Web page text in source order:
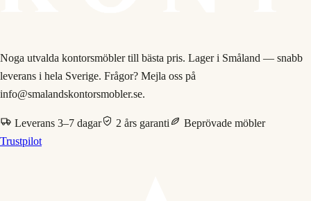
Noga utvalda kontorsmöbler till bästa pris. Lager i Småland — snabb
leverans i hela Sverige. Frågor? Mejla oss på
info@smalandskontorsmobler.se.
Leverans 3–7 dagar 2 års garanti
Beprövade möbler
Trustpilot